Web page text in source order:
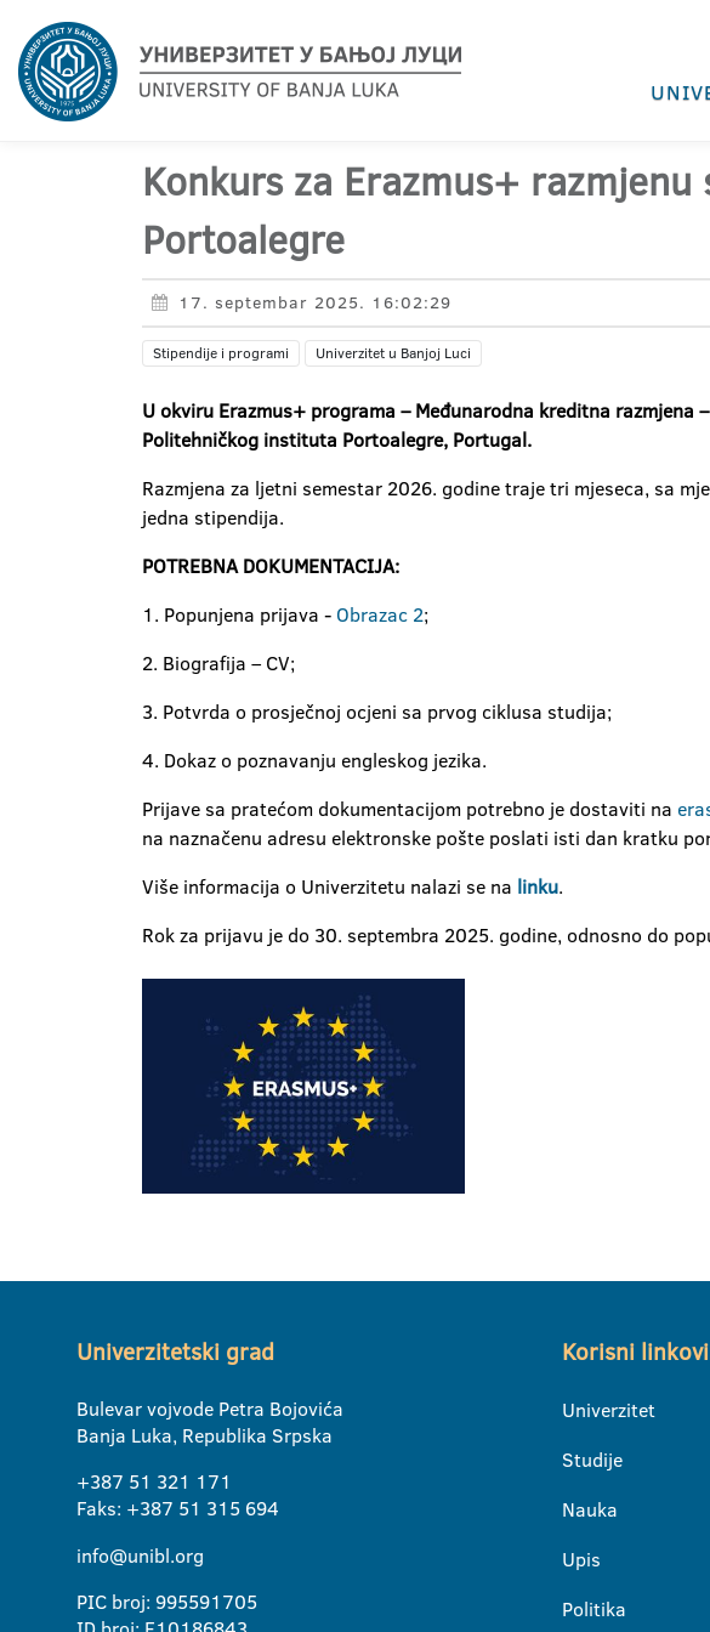
Konkurs za Erazmus+
Portoalegre
17. septembar 2025. 16:02:29
Stipendije i programi Univerzitet u Banjoj Luci
U okviru Erazmus+ programa – Međunarodna kreditna razmjena
Politehničkog instituta Portoalegre, Portugal.
Razmjena za ljetni semestar 2026. godine traje tri mjeseca, sa
jedna stipendija.
POTREBNA DOKUMENTACIJA:
1. Popunjena prijava - Obrazac 2;
2. Biografija – CV;
3. Potvrda o prosječnoj ocjeni sa prvog ciklusa studija;
4. Dokaz o poznavanju engleskog jezika.
Prijave sa pratećom dokumentacijom potrebno je dostaviti na
na naznačenu adresu elektronske pošte poslati isti dan kratku
Više informacija o Univerzitetu nalazi se na linku.
Rok za prijavu je do 30. septembra 2025. godine, odnosno do
Univerzitetski grad
Bulevar vojvode Petra Bojovića
Banja Luka, Republika Srpska
+387 51 321 171
Faks: +387 51 315 694
info@unibl.org
PIC broj: 995591705
Korisni linkovi
Univerzitet
Studije
Nauka
Upis
Politika